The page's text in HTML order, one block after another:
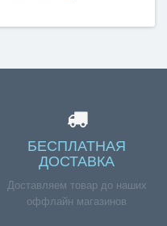
БЕСПЛАТНАЯ
ДОСТАВКА
Доставляем товар до наших
оффлайн магазинов